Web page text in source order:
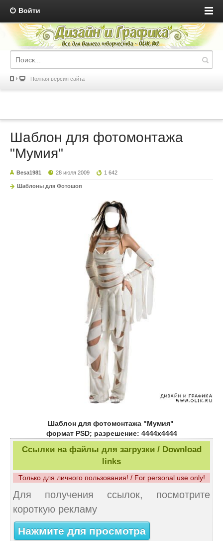
Войти
Полная версия сайта
Шаблон для фотомонтажа
"Мумия"
Besa1981 28 июля 2009 1 642
Шаблоны для Фотошоп
Шаблон для фотомонтажа "Мумия"
формат PSD; разрешение: 4444х4444
Ссылки на файлы для загрузки / Download
links
Только для личного пользования! / For personal use only!
Для получения ссылок, посмотрите
короткую рекламу
Нажмите для просмотра